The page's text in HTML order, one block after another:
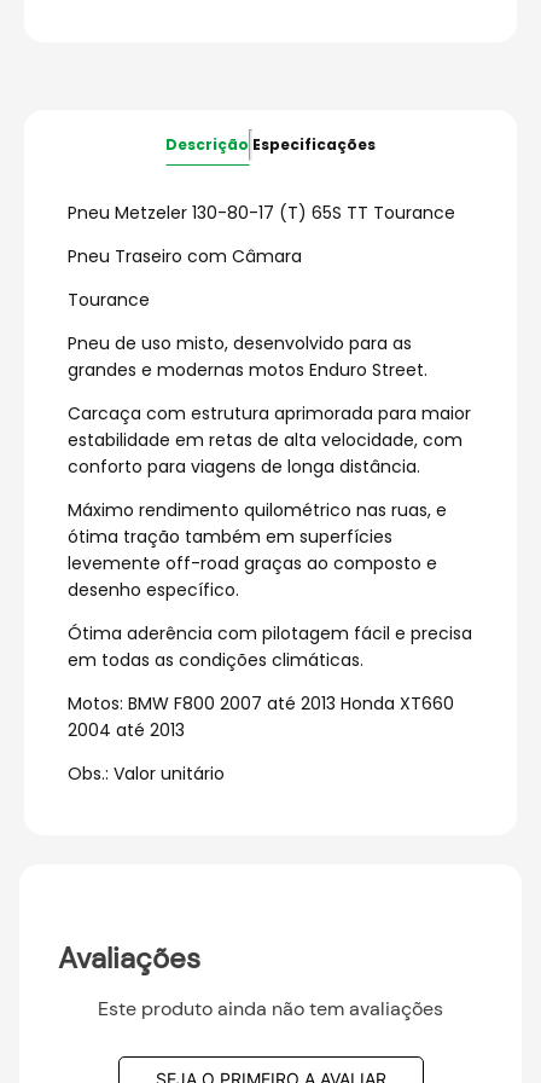
Descrição Especificações
Pneu Metzeler 130-80-17 (T) 65S TT Tourance
Pneu Traseiro com Câmara
Tourance
Pneu de uso misto, desenvolvido para as
grandes e modernas motos Enduro Street.
Carcaça com estrutura aprimorada para maior
estabilidade em retas de alta velocidade, com
conforto para viagens de longa distância.
Máximo rendimento quilométrico nas ruas, e
ótima tração também em superfícies
levemente off-road graças ao composto e
desenho específico.
Ótima aderência com pilotagem fácil e precisa
em todas as condições climáticas.
Motos: BMW F800 2007 até 2013 Honda XT660
2004 até 2013
Obs.: Valor unitário
Avaliações
Este produto ainda não tem avaliações